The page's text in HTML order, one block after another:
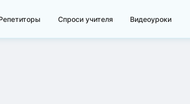
Спроси учителя Видеоуроки